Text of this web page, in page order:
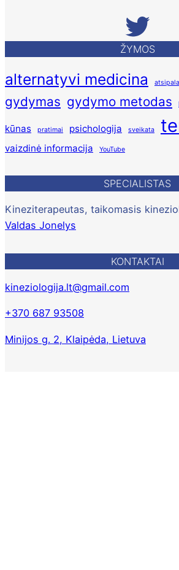
Twitter
ŽYMOS
alternatyvi medicina
gydymas gydymo metodas
kūnas pratimai psichologija sveikata
vaizdinė informacija
YouTube
SPECIALISTAS
Kineziterapeutas, taikomasis
Valdas Jonelys
KONTAKTAI
kineziologija.lt@gmail.com
+370 687 93508
Minijos g. 2, Klaipėda, Lietuva